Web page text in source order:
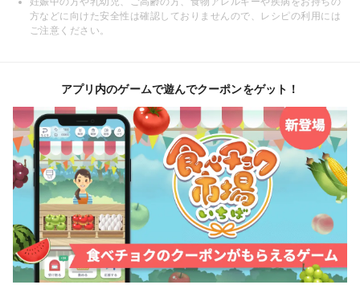
方などに向けた安全性は確認しておりませんので、レシピの利用には
ご注意ください。
アプリ内のゲームで遊んでクーポンをゲット！